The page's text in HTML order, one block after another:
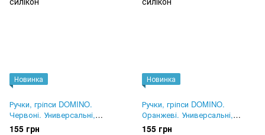
Новинка
Ручки, гріпси DOMINO.
Червоні. Универсальні,
силікон
155 грн
Новинка
Ручки, гріпси DOMINO.
Оранжеві. Универсальні,
силікон
155 грн